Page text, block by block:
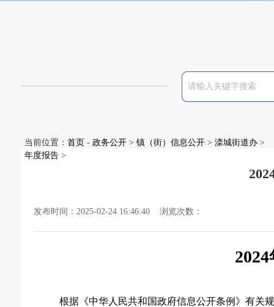
当前位置： 首页 - 政务公开 > 镇（街）信息公开 > 滦城街道办 >
年度报告 >
发布时间：2025-02-24 16:46:40 浏览次数：
2024
根据《中华人民共和国政府信息公开条例》有关